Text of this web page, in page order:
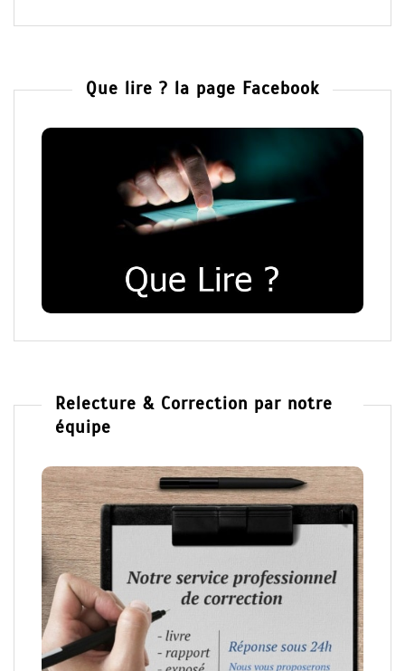
Que lire ? la page Facebook
Relecture & Correction par notre
équipe